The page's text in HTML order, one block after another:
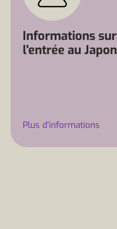
Informations sur
l'entrée au Japon
Plus d'informations